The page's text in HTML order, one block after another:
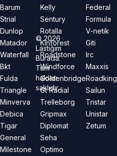
Barum
Strial
Dunlop
Matador
Waterfall
Bkt
Fulda
Triangle
Minverva
Debica
Tigar
General
Milestone
Kelly
Sentury
Rotalla
Kinforest
Roadstone
Windforce
Goldenbridge
Gt Radial
Trelleborg
Gripmax
Diplomat
Seha
Optimo
Federal
Formula
V-netik
Giti
Irc
Maxxis
Roadking
Sailun
Tristar
Unistar
Zetum
©2026
Lastiğim
Burada.
Tüm
hakları
saklıdır.